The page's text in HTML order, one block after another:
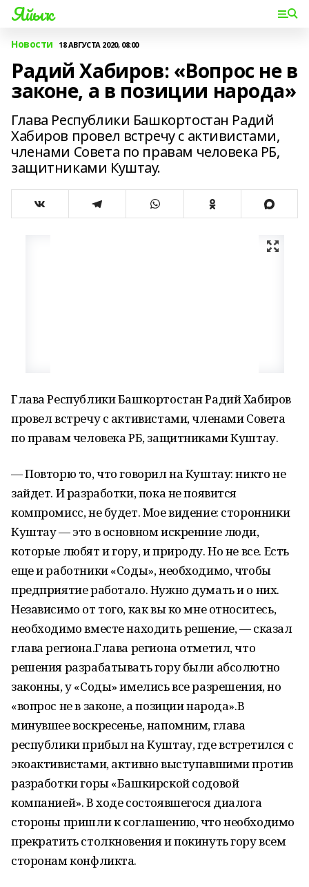
Яйыҡ
Новости 18 АВГУСТА 2020, 08:00
Радий Хабиров: «Вопрос не в
законе, а в позиции народа»
Глава Республики Башкортостан Радий
Хабиров провел встречу с активистами,
членами Совета по правам человека РБ,
защитниками Куштау.
Глава Республики Башкортостан Радий Хабиров
провел встречу с активистами, членами Совета
по правам человека РБ, защитниками Куштау.
— Повторю то, что говорил на Куштау: никто не
зайдет. И разработки, пока не появится
компромисс, не будет. Мое видение: сторонники
Куштау — это в основном искренние люди,
которые любят и гору, и природу. Но не все. Есть
еще и работники «Соды», необходимо, чтобы
предприятие работало. Нужно думать и о них.
Независимо от того, как вы ко мне относитесь,
необходимо вместе находить решение, — сказал
глава региона.Глава региона отметил, что
решения разрабатывать гору были абсолютно
законны, у «Соды» имелись все разрешения, но
«вопрос не в законе, а позиции народа».В
минувшее воскресенье, напомним, глава
республики прибыл на Куштау, где встретился с
экоактивистами, активно выступавшими против
разработки горы «Башкирской содовой
компанией». В ходе состоявшегося диалога
стороны пришли к соглашению, что необходимо
прекратить столкновения и покинуть гору всем
сторонам конфликта.